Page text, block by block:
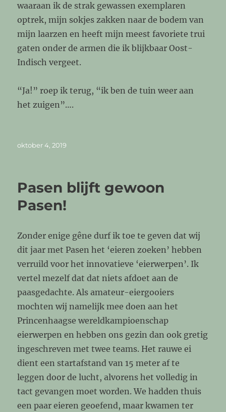
waaraan ik de strak gewassen exemplaren
optrek, mijn sokjes zakken naar de bodem van
mijn laarzen en heeft mijn meest favoriete trui
gaten onder de armen die ik blijkbaar Oost-
Indisch vergeet.
“Ja!” roep ik terug, “ik ben de tuin weer aan
het zuigen”….
Geplaatst
oktober 4, 2019
Pasen blijft gewoon
Pasen!
Zonder enige gêne durf ik toe te geven dat wij
dit jaar met Pasen het ‘eieren zoeken’ hebben
verruild voor het innovatieve ‘eierwerpen’. Ik
vertel mezelf dat dat niets afdoet aan de
paasgedachte. Als amateur-eiergooiers
mochten wij namelijk mee doen aan het
Princenhaagse wereldkampioenschap
eierwerpen en hebben ons gezin dan ook gretig
ingeschreven met twee teams. Het rauwe ei
dient een startafstand van 15 meter af te
leggen door de lucht, alvorens het volledig in
tact gevangen moet worden. We hadden thuis
een paar eieren geoefend, maar kwamen ter